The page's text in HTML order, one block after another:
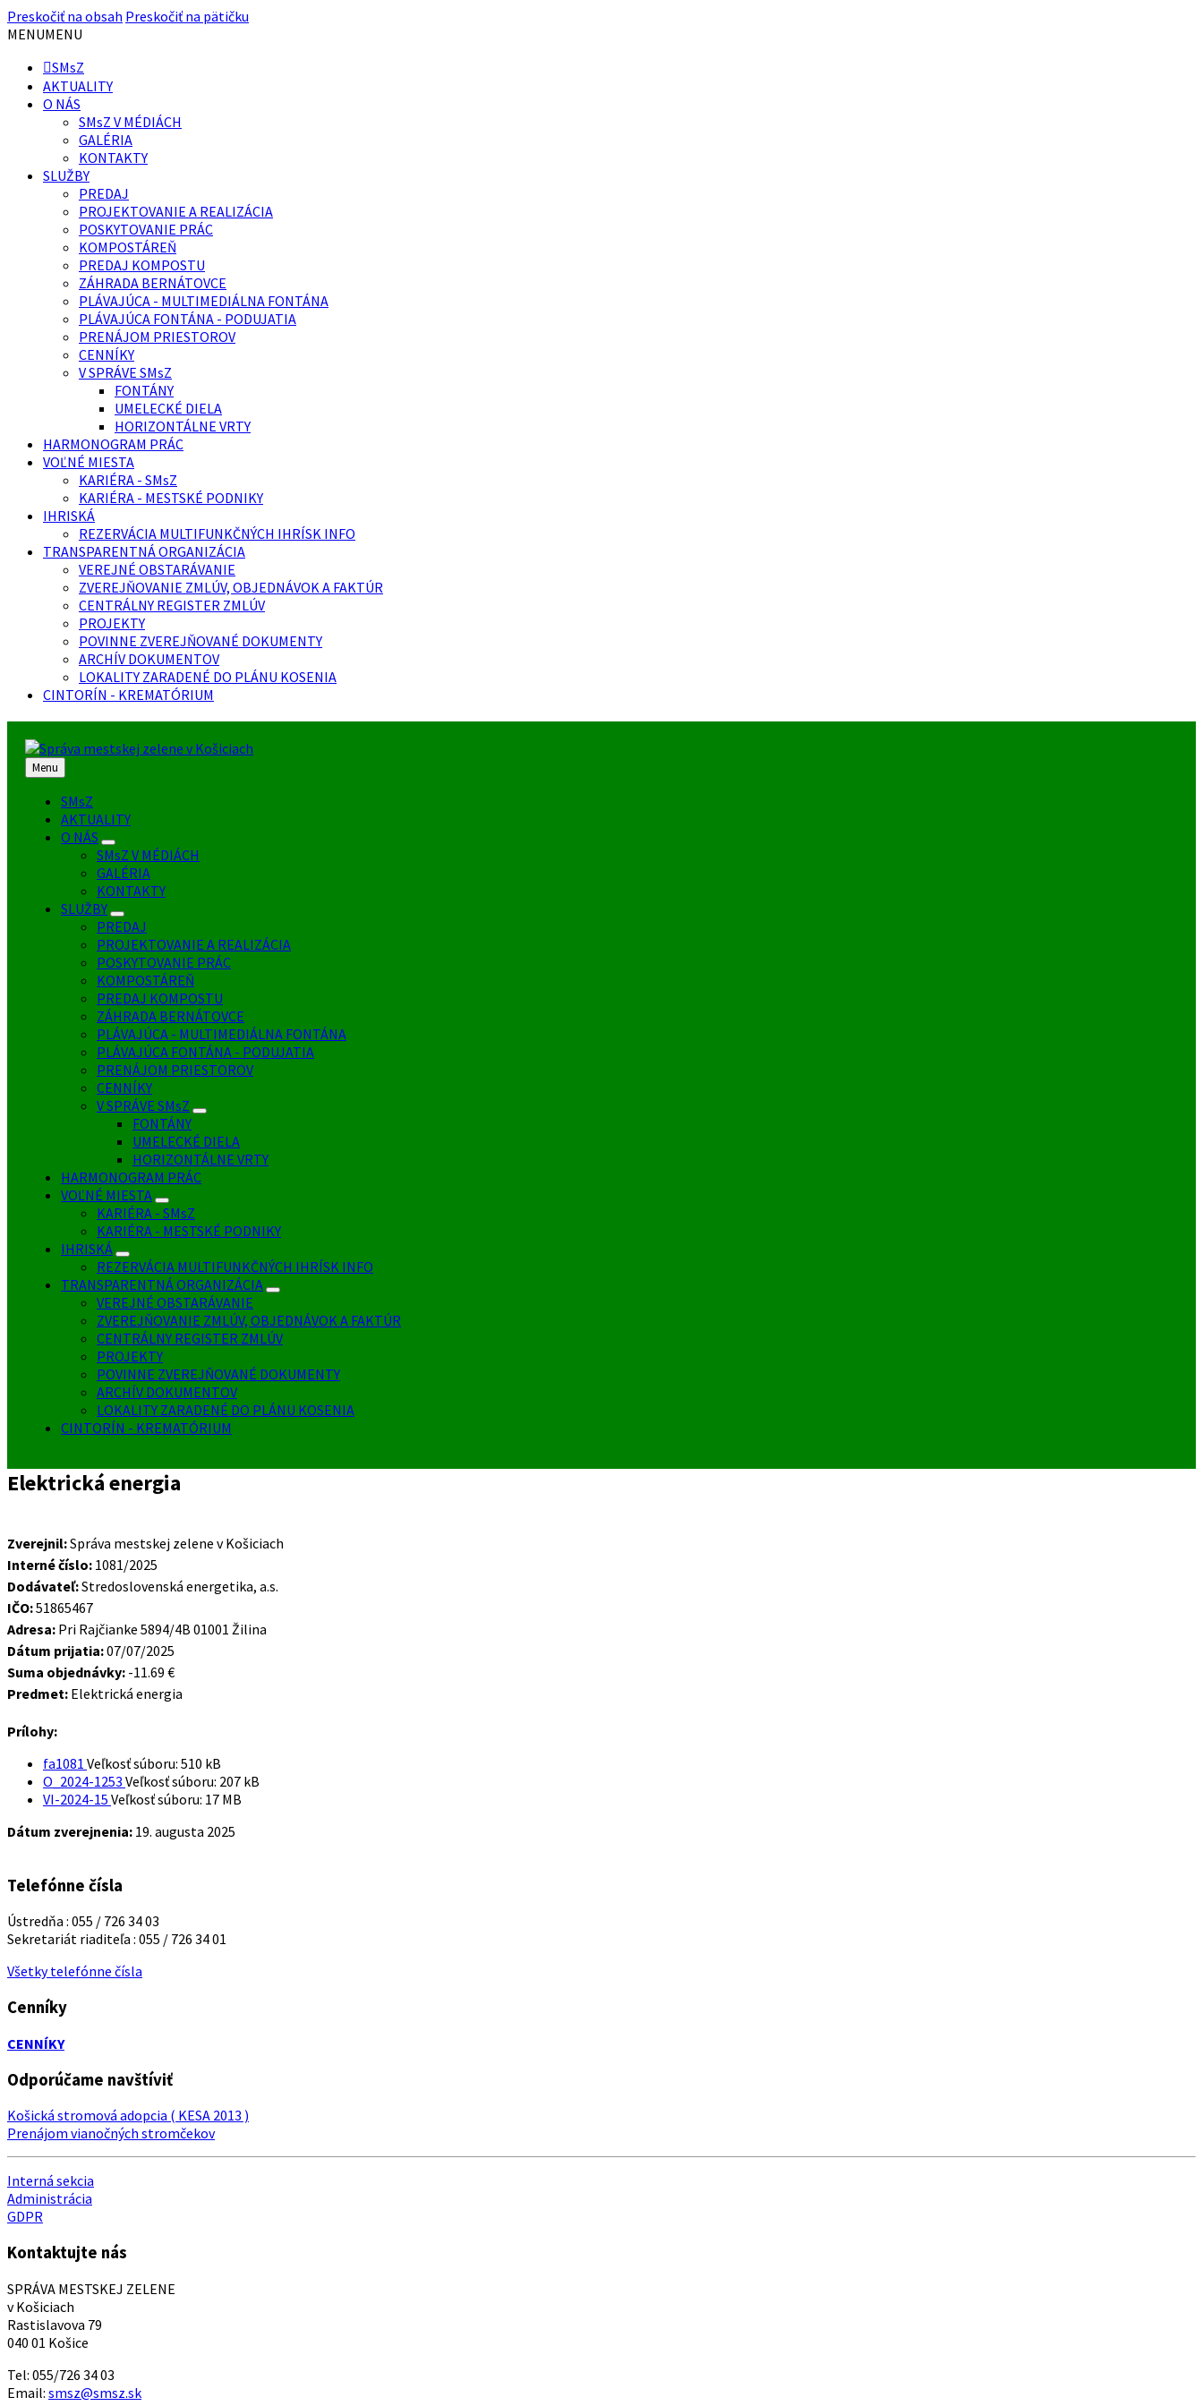
Preskočiť na obsah Preskočiť na pätičku
MENUMENU
SMsZ
AKTUALITY
O NÁS
SMsZ V MÉDIÁCH
GALÉRIA
KONTAKTY
SLUŽBY
PREDAJ
PROJEKTOVANIE A REALIZÁCIA
POSKYTOVANIE PRÁC
KOMPOSTÁREŇ
PREDAJ KOMPOSTU
ZÁHRADA BERNÁTOVCE
PLÁVAJÚCA - MULTIMEDIÁLNA FONTÁNA
PLÁVAJÚCA FONTÁNA - PODUJATIA
PRENÁJOM PRIESTOROV
CENNÍKY
V SPRÁVE SMsZ
FONTÁNY
UMELECKÉ DIELA
HORIZONTÁLNE VRTY
HARMONOGRAM PRÁC
VOĽNÉ MIESTA
KARIÉRA - SMsZ
KARIÉRA - MESTSKÉ PODNIKY
IHRISKÁ
REZERVÁCIA MULTIFUNKČNÝCH IHRÍSK INFO
TRANSPARENTNÁ ORGANIZÁCIA
VEREJNÉ OBSTARÁVANIE
ZVEREJŇOVANIE ZMLÚV, OBJEDNÁVOK A FAKTÚR
CENTRÁLNY REGISTER ZMLÚV
PROJEKTY
POVINNE ZVEREJŇOVANÉ DOKUMENTY
ARCHÍV DOKUMENTOV
LOKALITY ZARADENÉ DO PLÁNU KOSENIA
CINTORÍN - KREMATÓRIUM
Menu
SMsZ
AKTUALITY
O NÁS
SMsZ V MÉDIÁCH
GALÉRIA
KONTAKTY
SLUŽBY
PREDAJ
PROJEKTOVANIE A REALIZÁCIA
POSKYTOVANIE PRÁC
KOMPOSTÁREŇ
PREDAJ KOMPOSTU
ZÁHRADA BERNÁTOVCE
PLÁVAJÚCA - MULTIMEDIÁLNA FONTÁNA
PLÁVAJÚCA FONTÁNA - PODUJATIA
PRENÁJOM PRIESTOROV
CENNÍKY
V SPRÁVE SMsZ
FONTÁNY
UMELECKÉ DIELA
HORIZONTÁLNE VRTY
HARMONOGRAM PRÁC
VOĽNÉ MIESTA
KARIÉRA - SMsZ
KARIÉRA - MESTSKÉ PODNIKY
IHRISKÁ
REZERVÁCIA MULTIFUNKČNÝCH IHRÍSK INFO
TRANSPARENTNÁ ORGANIZÁCIA
VEREJNÉ OBSTARÁVANIE
ZVEREJŇOVANIE ZMLÚV, OBJEDNÁVOK A FAKTÚR
CENTRÁLNY REGISTER ZMLÚV
PROJEKTY
POVINNE ZVEREJŇOVANÉ DOKUMENTY
ARCHÍV DOKUMENTOV
LOKALITY ZARADENÉ DO PLÁNU KOSENIA
CINTORÍN - KREMATÓRIUM
Elektrická energia
Zverejnil:Správa mestskej zelene v Košiciach
Interné číslo: 1081/2025
Dodávateľ:Stredoslovenská energetika, a.s.
IČO:51865467
Adresa: Pri Rajčianke 5894/4B 01001 Žilina
Dátum prijatia:07/07/2025
Suma objednávky: -11.69 €
Predmet: Elektrická energia
Prílohy:
fa1081 Veľkosť súboru: 510 kB
O_2024-1253 Veľkosť súboru: 207 kB
VI-2024-15 Veľkosť súboru: 17 MB
Dátum zverejnenia: 19. augusta 2025
Telefónne čísla
Ústredňa : 055 / 726 34 03
Sekretariát riaditeľa : 055 / 726 34 01
Všetky telefónne čísla
Cenníky
CENNÍKY
Odporúčame navštíviť
Košická stromová adopcia ( KESA 2013 )
Prenájom vianočných stromčekov
Interná sekcia
Administrácia
GDPR
Kontaktujte nás
SPRÁVA MESTSKEJ ZELENE
v Košiciach
Rastislavova 79
040 01 Košice
Tel: 055/726 34 03
Email: smsz@smsz.sk